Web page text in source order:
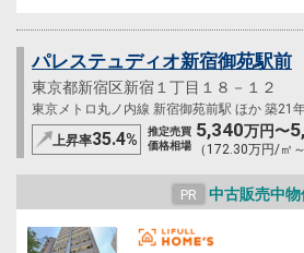
パレステュディオ新宿御苑駅前
東京都新宿区新宿１丁目１８－１２
東京メトロ丸ノ内線 新宿御苑前駅 ほか 築21
上昇率35.4%
推定売買
価格相場
5,340万円〜
（172.30万円/㎡
PR 中古販売中物